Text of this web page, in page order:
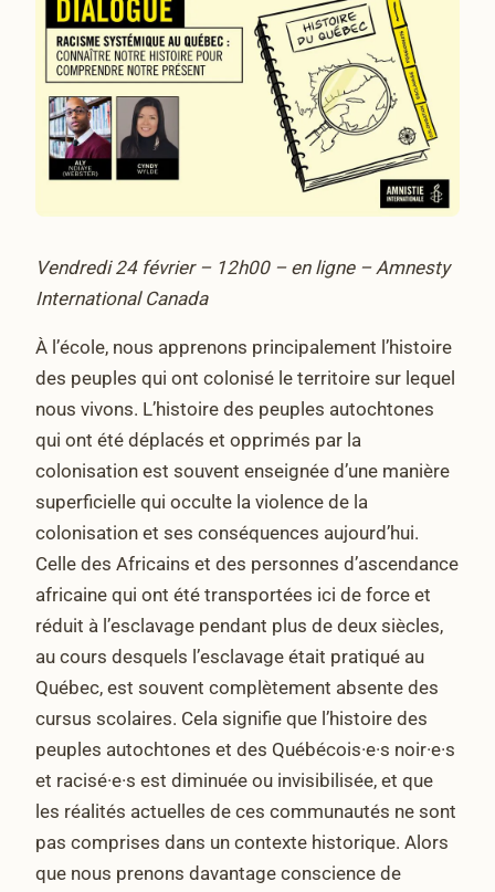
Vendredi 24 février – 12h00 – en ligne – Amnesty
International Canada
À l’école, nous apprenons principalement l’histoire
des peuples qui ont colonisé le territoire sur lequel
nous vivons. L’histoire des peuples autochtones
qui ont été déplacés et opprimés par la
colonisation est souvent enseignée d’une manière
superficielle qui occulte la violence de la
colonisation et ses conséquences aujourd’hui.
Celle des Africains et des personnes d’ascendance
africaine qui ont été transportées ici de force et
réduit à l’esclavage pendant plus de deux siècles,
au cours desquels l’esclavage était pratiqué au
Québec, est souvent complètement absente des
cursus scolaires. Cela signifie que l’histoire des
peuples autochtones et des Québécois·e·s noir·e·s
et racisé·e·s est diminuée ou invisibilisée, et que
les réalités actuelles de ces communautés ne sont
pas comprises dans un contexte historique. Alors
que nous prenons davantage conscience de